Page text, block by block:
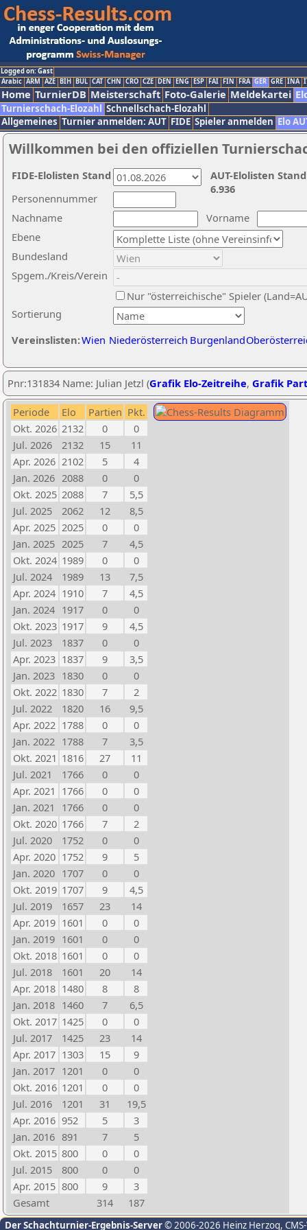
Logged on: Gast
Arabic ARM AZE BIH BUL CAT CHN CRO CZE DEN ENG ESP FAI FIN FRA GER GRE INA
Home TurnierDB Meisterschaft Foto-Galerie Meldekartei
Turnierschach-Elozahl Schnellschach-Elozahl
Allgemeines Turnier anmelden: AUT FIDE Spieler anmelden Elo
Willkommen bei den offiziellen
Nachname
Vorname
Ebene
Sortierung
Personennummer
Bundesland
Spgem./Kreis/Verein
Nur "österreichische" Spieler
Vereinslisten:Wien Niederösterreich Burgenland
AUT-Elolisten
6.936
FIDE-Elolisten Stand
Pnr:131834 Name: Julian Jetzl (Grafik Elo-Zeitreihe, Grafik
Periode Elo Partien Pkt.
Okt. 2026 2132 0
0
Jul. 2026
2132 15
11
Apr. 2026 2102 5
4
Jan. 2026 2088 0
0
Okt. 2025 2088 7
5,5
Jul. 2025
2062 12
8,5
Apr. 2025 2025 0
0
Jan. 2025 2025 7
4,5
Okt. 2024 1989 0
0
Jul. 2024
1989 13
7,5
Apr. 2024 1910 7
4,5
Jan. 2024 1917 0
0
Okt. 2023 1917 9
4,5
Jul. 2023
1837 0
0
Apr. 2023 1837 9
3,5
Jan. 2023 1830 0
0
Okt. 2022 1830 7
2
Jul. 2022
1820 16
9,5
Apr. 2022 1788 0
0
Jan. 2022 1788 7
3,5
Okt. 2021 1816 27
11
Jul. 2021
1766 0
0
Apr. 2021 1766 0
0
Jan. 2021
1766 0
0
Okt. 2020 1766 7
2
Jul. 2020
1752 0
0
Apr. 2020 1752 9
5
Jan. 2020 1707 0
0
Okt. 2019 1707 9
4,5
Jul. 2019
1657 23
14
Apr. 2019 1601 0
0
Jan. 2019 1601 0
0
Okt. 2018 1601 0
0
Jul. 2018
1601 20
14
Apr. 2018 1480 8
8
Jan. 2018 1460 7
6,5
Okt. 2017 1425 0
0
Jul. 2017
1425 23
14
Apr. 2017 1303 15
9
Jan. 2017 1201 0
0
Okt. 2016 1201 0
0
Jul. 2016
1201 31
19,5
Apr. 2016 952 5
3
Jan. 2016 891 7
5
Okt. 2015 800 0
0
Jul. 2015
800 0
0
Apr. 2015 800 9
3
Gesamt
314 187
Der Schachturnier-Ergebnis-Server© 2006-2026 Heinz Herzog,